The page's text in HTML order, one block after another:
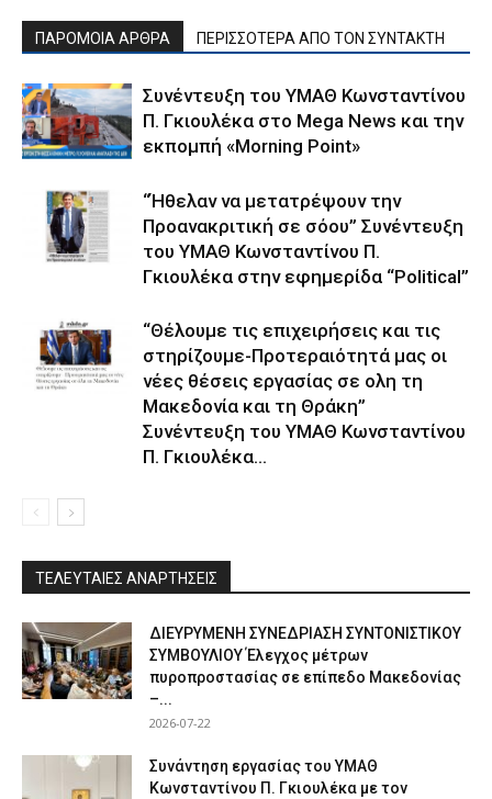
ΠΑΡΟΜΟΙΑ ΑΡΘΡΑ ΠΕΡΙΣΣΟΤΕΡΑ ΑΠΟ ΤΟΝ ΣΥΝΤΑΚΤΗ
Συνέντευξη του ΥΜΑΘ Κωνσταντίνου
Π. Γκιουλέκα στο Mega News και την
εκπομπή «Morning Point»
“Ήθελαν να μετατρέψουν την
Προανακριτική σε σόου” Συνέντευξη
του ΥΜΑΘ Κωνσταντίνου Π.
Γκιουλέκα στην εφημερίδα “Political”
“Θέλουμε τις επιχειρήσεις και τις
στηρίζουμε-Προτεραιότητά μας οι
νέες θέσεις εργασίας σε ολη τη
Μακεδονία και τη Θράκη”
Συνέντευξη του ΥΜΑΘ Κωνσταντίνου
Π. Γκιουλέκα...
ΤΕΛΕΥΤΑΙΕΣ ΑΝΑΡΤΗΣΕΙΣ
ΔΙΕΥΡΥΜΕΝΗ ΣΥΝΕΔΡΙΑΣΗ ΣΥΝΤΟΝΙΣΤΙΚΟΥ
ΣΥΜΒΟΥΛΙΟΥ Έλεγχος μέτρων
πυροπροστασίας σε επίπεδο Μακεδονίας
–...
2026-07-22
Συνάντηση εργασίας του ΥΜΑΘ
Κωνσταντίνου Π. Γκιουλέκα με τον